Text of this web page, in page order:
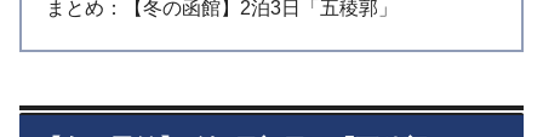
まとめ：【冬の函館】2泊3日「五稜郭」